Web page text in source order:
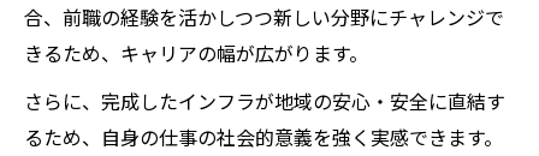
合、前職の経験を活かしつつ新しい分野にチャレンジで
きるため、キャリアの幅が広がります。
さらに、完成したインフラが地域の安心・安全に直結す
るため、自身の仕事の社会的意義を強く実感できます。